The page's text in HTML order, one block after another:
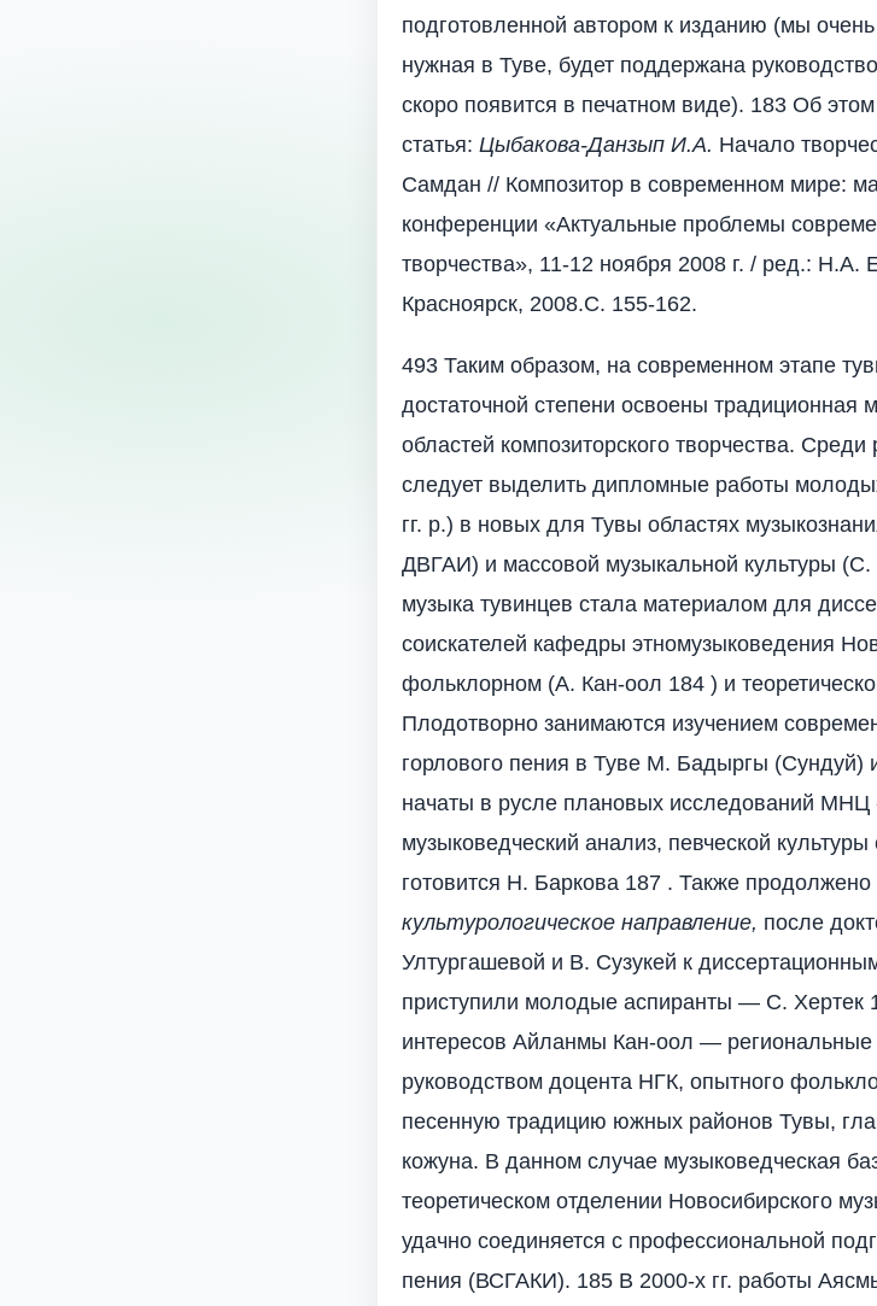
подготовленной автором к изданию (мы
нужная в Туве, будет поддержана
скоро появится в печатном виде). 183 Об
статья: Цыбакова-Данзып И.А. Начало
Самдан // Композитор в современном мире:
конференции «Актуальные проблемы
творчества», 11-12 ноября 2008 г. / ред.:
Красноярск, 2008.С. 155-162.
493 Таким образом, на современном этапе
достаточной степени освоены традиционная
областей композиторского творчества.
следует выделить дипломные работы
гг. р.) в новых для Тувы областях
ДВГАИ) и массовой музыкальной культуры
музыка тувинцев стала материалом для
соискателей кафедры этномузыковедения
фольклорном (А. Кан-оол 184 ) и
Плодотворно занимаются изучением
горлового пения в Туве М. Бадыргы
начаты в русле плановых исследований
музыковедческий анализ, певческой
готовится Н. Баркова 187 . Также продолжено
культурологическое направление, после
Ултургашевой и В. Сузукей к
приступили молодые аспиранты — С. Хертек
интересов Айланмы Кан-оол — региональные
руководством доцента НГК, опытного
песенную традицию южных районов Тувы,
кожуна. В данном случае музыковедческая
теоретическом отделении Новосибирского
удачно соединяется с профессиональной
пения (ВСГАКИ). 185 В 2000-х гг. работы